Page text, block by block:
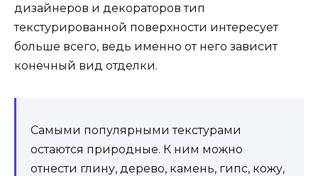
дизайнеров и декораторов тип
текстурированной поверхности интересует
больше всего, ведь именно от него зависит
конечный вид отделки.
Самыми популярными текстурами
остаются природные. К ним можно
отнести глину, дерево, камень, гипс, кожу,